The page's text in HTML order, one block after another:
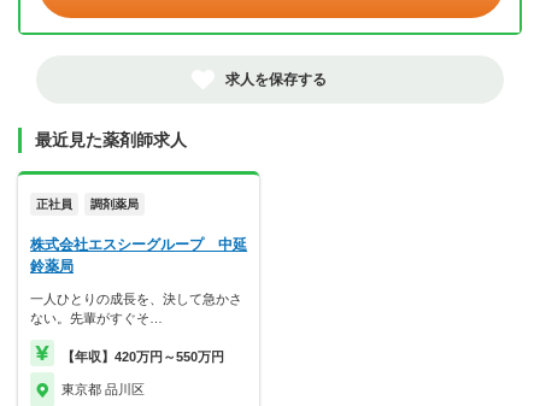
求人を保存する
最近見た薬剤師求人
正社員 調剤薬局
株式会社エスシーグループ 中延
鈴薬局
一人ひとりの成長を、決して急かさ
ない。先輩がすぐそ…
【年収】420万円～550万円
東京都 品川区